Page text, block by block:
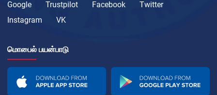
Google Trustpilot Facebook
Twitter
Instagram
VK
மொபைல் பயன்பாடு